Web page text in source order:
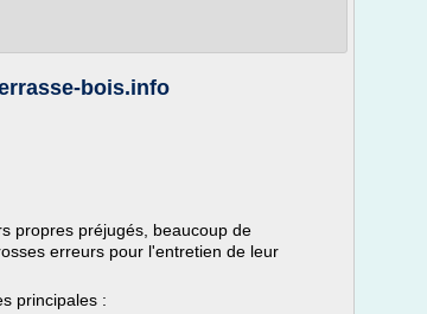
bois.info
propres préjugés, beaucoup de
erreurs pour l'entretien de leur
principales :